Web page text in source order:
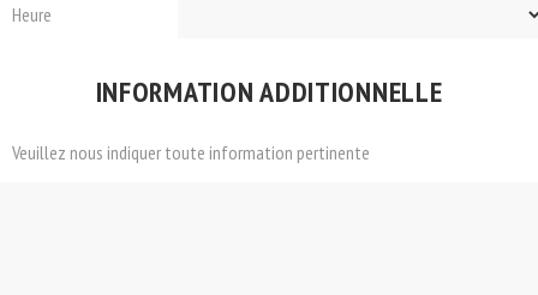
Heure
INFORMATION ADDITIONNELLE
Veuillez nous indiquer toute information pertinente